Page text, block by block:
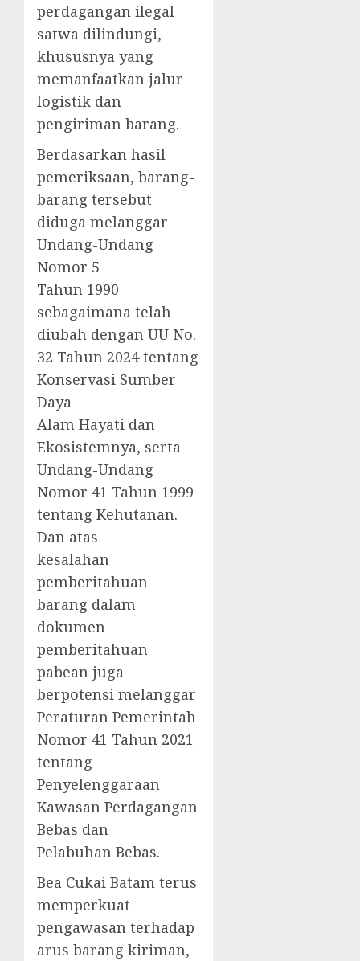
perdagangan ilegal
satwa dilindungi,
khususnya yang
memanfaatkan jalur
logistik dan
pengiriman barang.
Berdasarkan hasil
pemeriksaan, barang-
barang tersebut
diduga melanggar
Undang-Undang
Nomor 5
Tahun 1990
sebagaimana telah
diubah dengan UU No.
32 Tahun 2024 tentang
Konservasi Sumber
Daya
Alam Hayati dan
Ekosistemnya, serta
Undang-Undang
Nomor 41 Tahun 1999
tentang Kehutanan.
Dan atas
kesalahan
pemberitahuan
barang dalam
dokumen
pemberitahuan
pabean juga
berpotensi melanggar
Peraturan Pemerintah
Nomor 41 Tahun 2021
tentang
Penyelenggaraan
Kawasan Perdagangan
Bebas dan
Pelabuhan Bebas.
Bea Cukai Batam terus
memperkuat
pengawasan terhadap
arus barang kiriman,